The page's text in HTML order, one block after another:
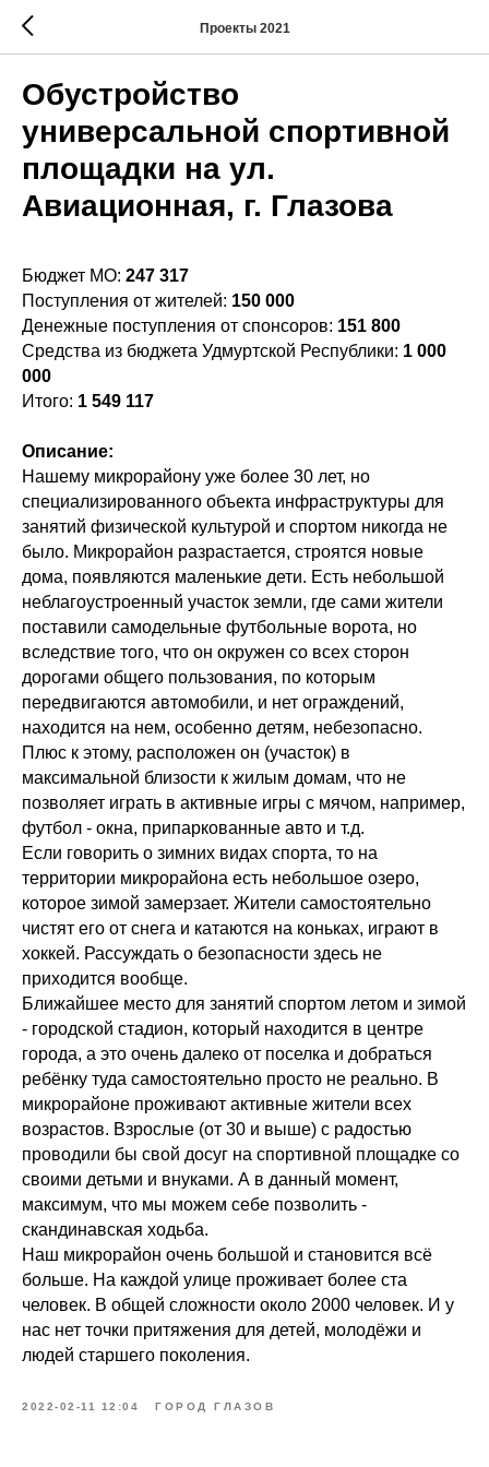
Проекты 2021
Обустройство
универсальной спортивной
площадки на ул.
Авиационная, г. Глазова
Бюджет МО: 247 317
Поступления от жителей: 150 000
Денежные поступления от спонсоров: 151 800
Средства из бюджета Удмуртской Республики: 1 000
000
Итого: 1 549 117
Описание:
Нашему микрорайону уже более 30 лет, но
специализированного объекта инфраструктуры для
занятий физической культурой и спортом никогда не
было. Микрорайон разрастается, строятся новые
дома, появляются маленькие дети. Есть небольшой
неблагоустроенный участок земли, где сами жители
поставили самодельные футбольные ворота, но
вследствие того, что он окружен со всех сторон
дорогами общего пользования, по которым
передвигаются автомобили, и нет ограждений,
находится на нем, особенно детям, небезопасно.
Плюс к этому, расположен он (участок) в
максимальной близости к жилым домам, что не
позволяет играть в активные игры с мячом, например,
футбол - окна, припаркованные авто и т.д.
Если говорить о зимних видах спорта, то на
территории микрорайона есть небольшое озеро,
которое зимой замерзает. Жители самостоятельно
чистят его от снега и катаются на коньках, играют в
хоккей. Рассуждать о безопасности здесь не
приходится вообще.
Ближайшее место для занятий спортом летом и зимой
- городской стадион, который находится в центре
города, а это очень далеко от поселка и добраться
ребёнку туда самостоятельно просто не реально. В
микрорайоне проживают активные жители всех
возрастов. Взрослые (от 30 и выше) с радостью
проводили бы свой досуг на спортивной площадке со
своими детьми и внуками. А в данный момент,
максимум, что мы можем себе позволить -
скандинавская ходьба.
Наш микрорайон очень большой и становится всё
больше. На каждой улице проживает более ста
человек. В общей сложности около 2000 человек. И у
нас нет точки притяжения для детей, молодёжи и
людей старшего поколения.
2022-02-11 12:04 ГОРОД ГЛАЗОВ